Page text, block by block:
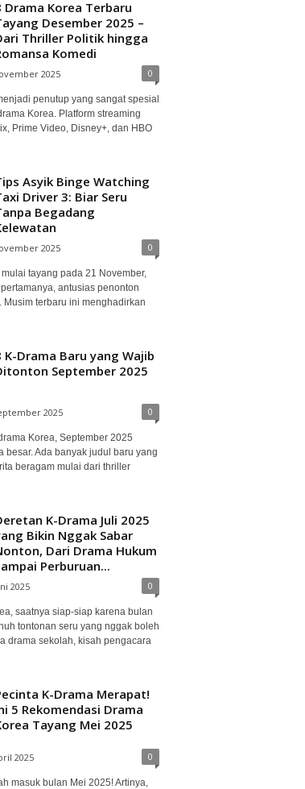
Drama Korea Terbaru
Desember 2025 –
Thriller Politik hingga
Komedi
2025 0
penutup yang sangat spesial
Korea. Platform streaming
Prime Video, Disney+, dan HBO
Asyik Binge Watching
Driver 3: Biar Seru
Begadang
2025 0
tayang pada 21 November,
antusias penonton
Musim terbaru ini menghadirkan
K-Drama Baru yang Wajib
September 2025
2025 0
Korea, September 2025
besar. Ada banyak judul baru yang
beragam mulai dari thriller
K-Drama Juli 2025
Bikin Nggak Sabar
Dari Drama Hukum
Perburuan...
2025 0
saatnya siap-siap karena bulan
tontonan seru yang nggak boleh
drama sekolah, kisah pengacara
K-Drama Merapat!
5 Rekomendasi Drama
Tayang Mei 2025
2025 0
masuk bulan Mei 2025! Artinya,